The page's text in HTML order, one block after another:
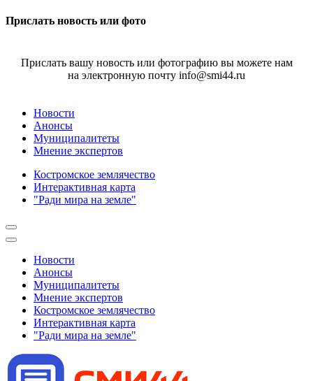
Прислать новость или фото
Прислать вашу новость или фотографию вы можете нам
на электронную почту info@smi44.ru
Новости
Анонсы
Муниципалитеты
Мнение экспертов
Костромское землячество
Интерактивная карта
"Ради мира на земле"
Новости
Анонсы
Муниципалитеты
Мнение экспертов
Костромское землячество
Интерактивная карта
"Ради мира на земле"